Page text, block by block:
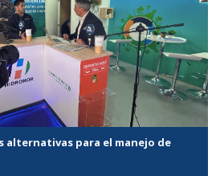
alternativas para el manejo de